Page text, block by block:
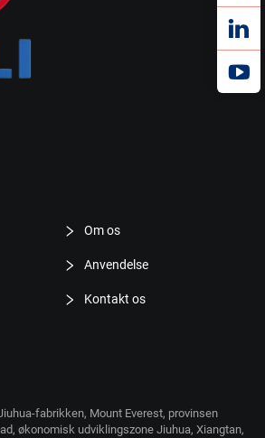
Om os
Anvendelse
Kontakt os
fabrikken, Mount Everest, provinsen
økonomisk udviklingszone Jiuhua, Xiangtan,